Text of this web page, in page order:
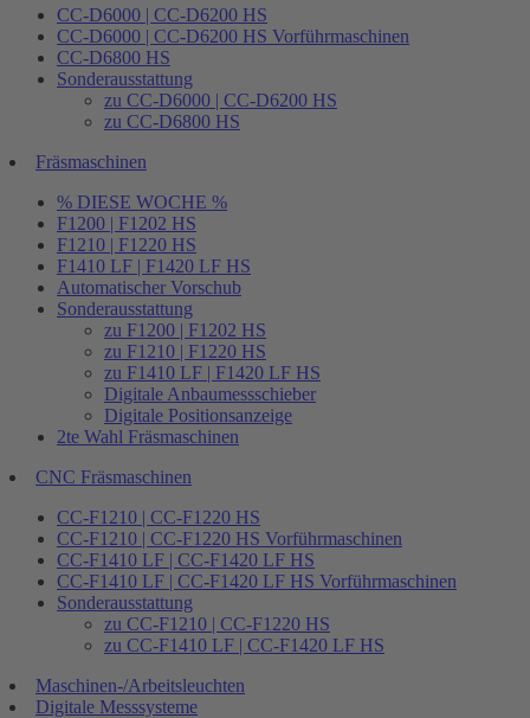
CC-D6000 | CC-D6200 HS
CC-D6000 | CC-D6200 HS Vorführmaschinen
CC-D6800 HS
Sonderausstattung
zu CC-D6000 | CC-D6200 HS
zu CC-D6800 HS
Fräsmaschinen
% DIESE WOCHE %
F1200 | F1202 HS
F1210 | F1220 HS
F1410 LF | F1420 LF HS
Automatischer Vorschub
Sonderausstattung
zu F1200 | F1202 HS
zu F1210 | F1220 HS
zu F1410 LF | F1420 LF HS
Digitale Anbaumessschieber
Digitale Positionsanzeige
2te Wahl Fräsmaschinen
CNC Fräsmaschinen
CC-F1210 | CC-F1220 HS
CC-F1210 | CC-F1220 HS Vorführmaschinen
CC-F1410 LF | CC-F1420 LF HS
CC-F1410 LF | CC-F1420 LF HS Vorführmaschinen
Sonderausstattung
zu CC-F1210 | CC-F1220 HS
zu CC-F1410 LF | CC-F1420 LF HS
Maschinen-/Arbeitsleuchten
Digitale Messsysteme